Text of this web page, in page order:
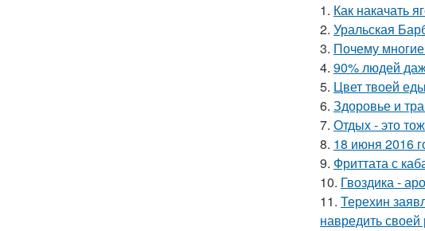
1. Как накачать
2. Уральская
3. Почему
4. 90% людей
5. Цвет твоей
6. Здоровье и
7. Отдых - это
8. 18 июня 2016
9. Фриттата с
10. Гвоздика -
11. Терехин
навредить своей